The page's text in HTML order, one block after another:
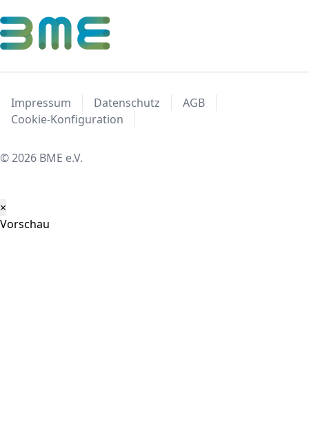
Impressum Datenschutz
AGB
Cookie-Konfiguration
© 2026 BME e.V.
×
Vorschau